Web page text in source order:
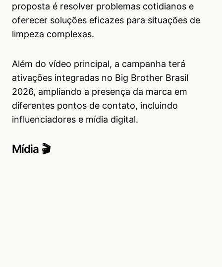
proposta é resolver problemas cotidianos e
oferecer soluções eficazes para situações de
limpeza complexas.
Além do vídeo principal, a campanha terá
ativações integradas no Big Brother Brasil
2026, ampliando a presença da marca em
diferentes pontos de contato, incluindo
influenciadores e mídia digital.
Mídia 🎬